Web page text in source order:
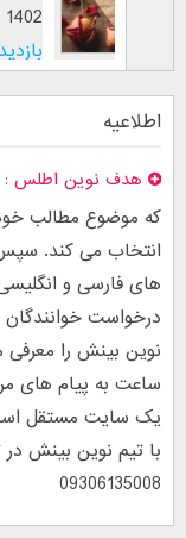
1402
اطلاعیه
هدف نوین اطلس
که موضوع مطالب
انتخاب می کند. سپس
های فارسی و
درخواست خوانندگان
ساعت به پیام های
یک سایت مستقل است
با تیم نوین بینش در
09306135008